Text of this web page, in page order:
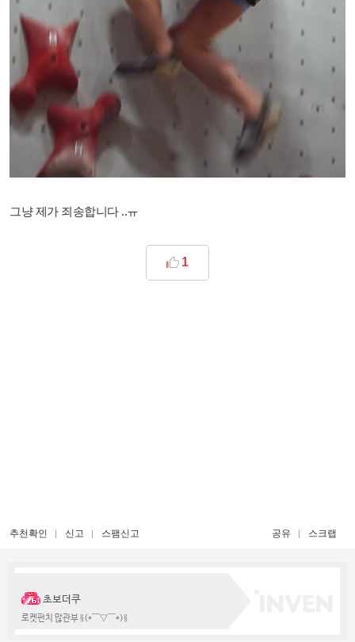
그냥 제가 죄송합니다 ..ㅠ
1
추천확인 신고 스팸신고 공유 스크랩
초보더쿠
로켓펀치 많관부 §(*￣▽￣*)§